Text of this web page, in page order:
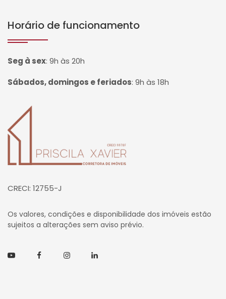
Horário de funcionamento
Seg à sex: 9h às 20h
Sábados, domingos e feriados: 9h às 18h
Página inicial
CRECI: 12755-J
Os valores, condições e disponibilidade dos imóveis estão
sujeitos a alterações sem aviso prévio.
YoutubeFacebookInstagramLinkedin